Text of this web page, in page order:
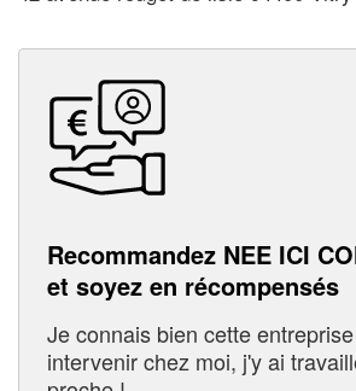
Recommandez NEE ICI
et soyez en récompensés
Je connais bien cette
intervenir chez moi, j'y ai